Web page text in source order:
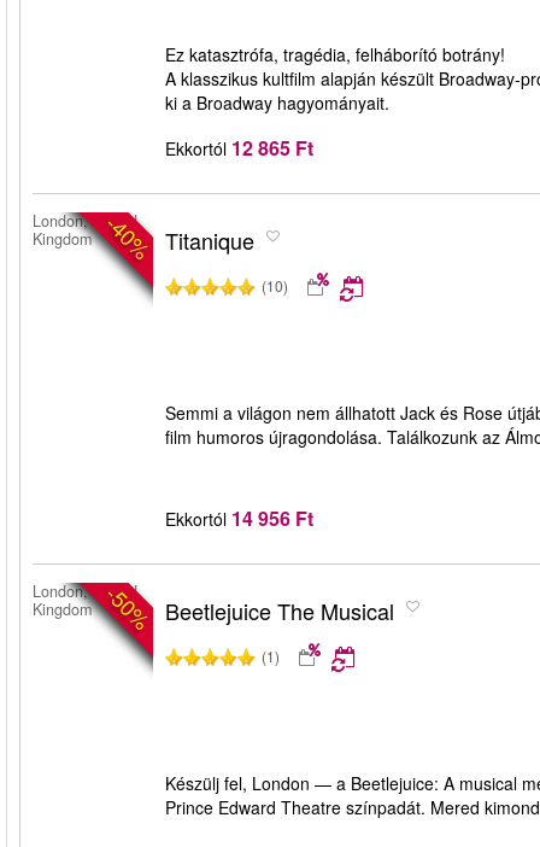
Ez katasztrófa, tragédia, felháborító botrány!
A klasszikus kultfilm alapján készült Broadway-
ki a Broadway hagyományait.
Ekkortól 12 865 Ft
-40%
London, United
Kingdom
Titanique
(10)
Semmi a világon nem állhatott Jack és Rose
film humoros újragondolása. Találkozunk az
Ekkortól 14 956 Ft
-50%
London, United
Kingdom
Beetlejuice The Musical
(1)
Készülj fel, London — a Beetlejuice: A musical
Prince Edward Theatre színpadát. Mered